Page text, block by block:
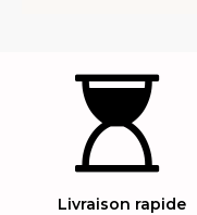
Livraison rapide